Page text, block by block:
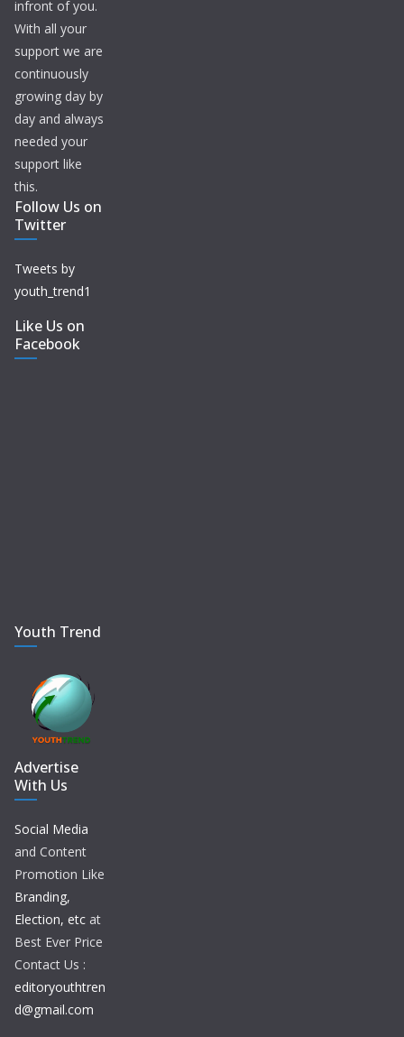
infront of you.
With all your
support we are
continuously
growing day by
day and always
needed your
support like
this.
Follow Us on
Twitter
Tweets by
youth_trend1
Like Us on
Facebook
Youth Trend
Advertise
With Us
Social Media
and Content
Promotion Like
Branding,
Election, etc at
Best Ever Price
Contact Us :
editoryouthtren
d@gmail.com